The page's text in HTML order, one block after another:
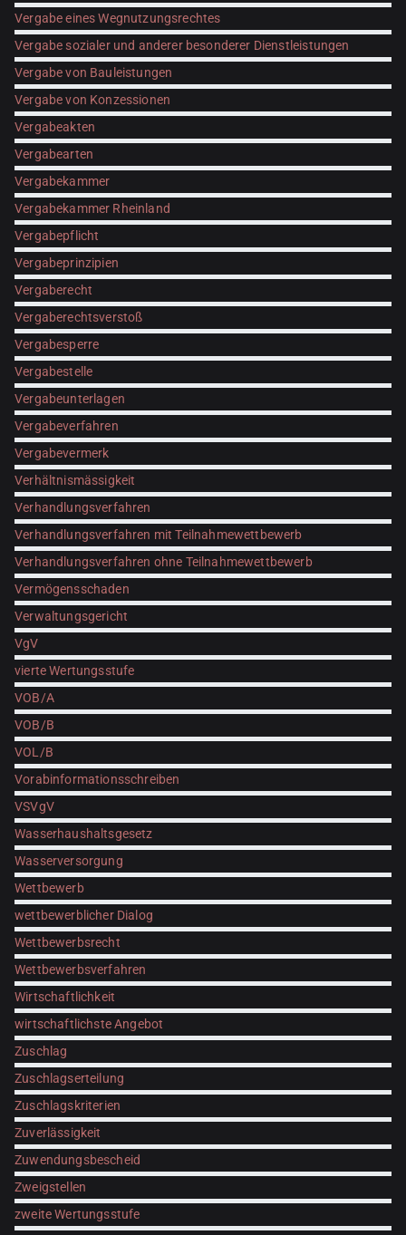
Vergabe eines Wegnutzungsrechtes
Vergabe sozialer und anderer besonderer Dienstleistungen
Vergabe von Bauleistungen
Vergabe von Konzessionen
Vergabeakten
Vergabearten
Vergabekammer
Vergabekammer Rheinland
Vergabepflicht
Vergabeprinzipien
Vergaberecht
Vergaberechtsverstoß
Vergabesperre
Vergabestelle
Vergabeunterlagen
Vergabeverfahren
Vergabevermerk
Verhältnismässigkeit
Verhandlungsverfahren
Verhandlungsverfahren mit Teilnahmewettbewerb
Verhandlungsverfahren ohne Teilnahmewettbewerb
Vermögensschaden
Verwaltungsgericht
VgV
vierte Wertungsstufe
VOB/A
VOB/B
VOL/B
Vorabinformationsschreiben
VSVgV
Wasserhaushaltsgesetz
Wasserversorgung
Wettbewerb
wettbewerblicher Dialog
Wettbewerbsrecht
Wettbewerbsverfahren
Wirtschaftlichkeit
wirtschaftlichste Angebot
Zuschlag
Zuschlagserteilung
Zuschlagskriterien
Zuverlässigkeit
Zuwendungsbescheid
Zweigstellen
zweite Wertungsstufe